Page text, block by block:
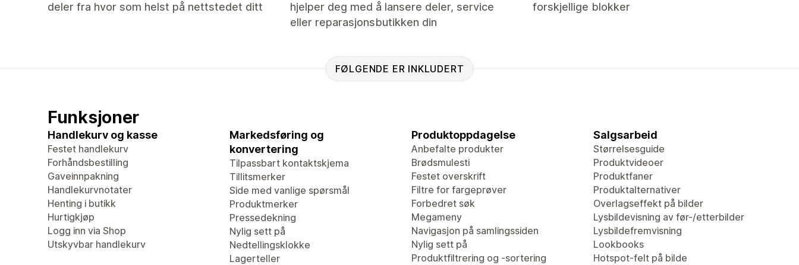
deler fra hvor som helst på nettstedet ditt
hjelper deg med å lansere deler, service
eller reparasjonsbutikken din
forskjellige blokker
FØLGENDE ER INKLUDERT
Funksjoner
Handlekurv og kasse
Festet handlekurv
Forhåndsbestilling
Gaveinnpakning
Handlekurvnotater
Henting i butikk
Hurtigkjøp
Logg inn via Shop
Utskyvbar handlekurv
Markedsføring og
konvertering
Tilpassbart kontaktskjema
Tillitsmerker
Side med vanlige spørsmål
Produktmerker
Pressedekning
Nylig sett på
Nedtellingsklokke
Lagerteller
Produktoppdagelse
Anbefalte produkter
Brødsmulesti
Festet overskrift
Filtre for fargeprøver
Forbedret søk
Megameny
Navigasjon på samlingssiden
Nylig sett på
Produktfiltrering og -sortering
Salgsarbeid
Størrelsesguide
Produktvideoer
Produktfaner
Produktalternativer
Overlagseffekt på bilder
Lysbildevisning av før-/etterbilder
Lysbildefremvisning
Lookbooks
Hotspot-felt på bilde